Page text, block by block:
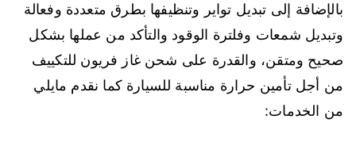
بالإضافة إلى تبديل تواير وتنظيفها بطرق متعددة وفعالة
وتبديل شمعات وفلترة الوقود والتأكد من عملها بشكل
صحيح ومتقن، والقدرة على شحن غاز فريون للتكييف
من أجل تأمين حرارة مناسبة للسيارة كما نقدم مايلي
من الخدمات: